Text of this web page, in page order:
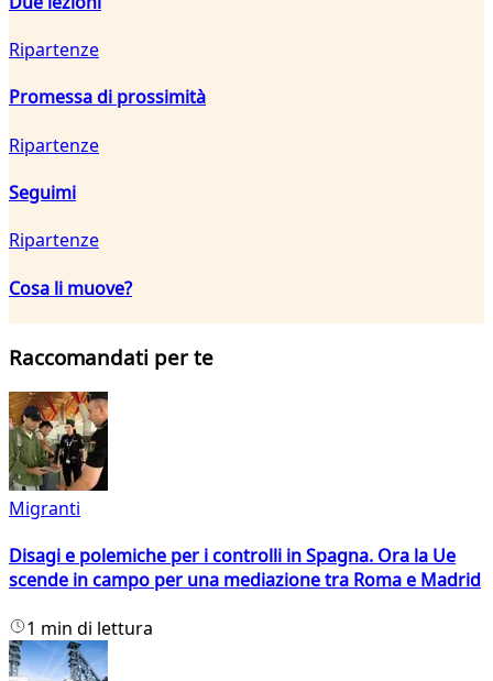
Ripartenze
Promessa di prossimità
Ripartenze
Seguimi
Ripartenze
Cosa li muove?
Raccomandati per te
Migranti
Disagi e polemiche per i controlli in Spagna. Ora la Ue
scende in campo per una mediazione tra Roma e Madrid
1 min di lettura